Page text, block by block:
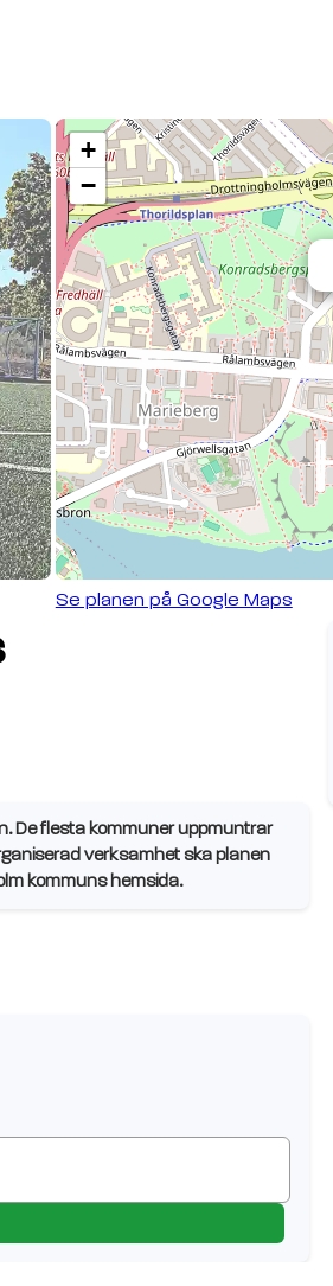
+
−
Se planen på Google Maps
De flesta kommuner uppmuntrar
verksamhet ska planen
kommuns hemsida.